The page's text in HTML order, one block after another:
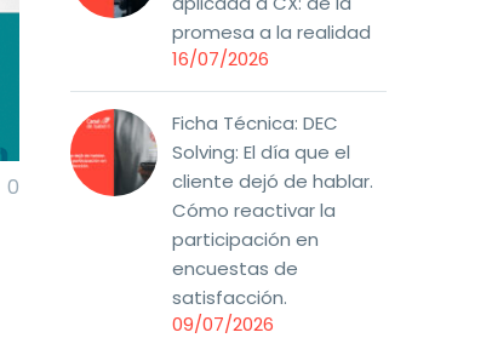
0
promesa a la realidad
16/07/2026
Ficha Técnica: DEC
Solving: El día que el
cliente dejó de hablar.
Cómo reactivar la
participación en
encuestas de
satisfacción.
09/07/2026